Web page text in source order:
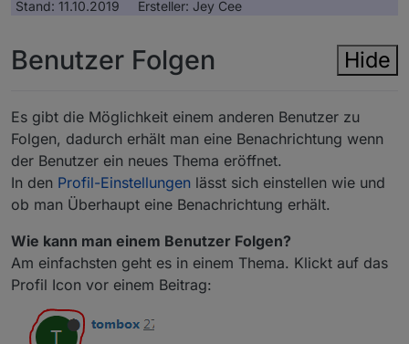
Stand: 11.10.2019 Ersteller: Jey Cee
Hide
Benutzer Folgen
Es gibt die Möglichkeit einem anderen Benutzer zu
Folgen, dadurch erhält man eine Benachrichtung wenn
der Benutzer ein neues Thema eröffnet.
In den Profil-Einstellungen lässt sich einstellen wie und
ob man Überhaupt eine Benachrichtung erhält.
Wie kann man einem Benutzer Folgen?
Am einfachsten geht es in einem Thema. Klickt auf das
Profil Icon vor einem Beitrag: